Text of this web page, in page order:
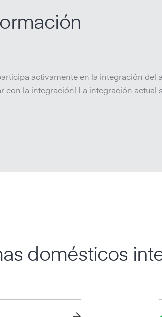
activamente en la integración del
con la integración! La integración actual
domésticos